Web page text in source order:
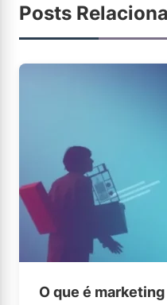
Posts
O que é